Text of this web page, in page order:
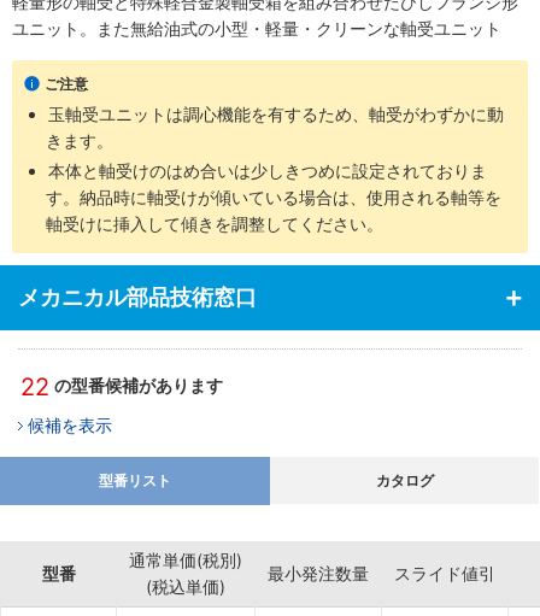
ユニット。また無給油式の小型・軽量・クリーンな軸受ユニット
ご注意
玉軸受ユニットは調心機能を有するため、軸受がわずかに動
きます。
本体と軸受けのはめ合いは少しきつめに設定されておりま
す。納品時に軸受けが傾いている場合は、使用される軸等を
軸受けに挿入して傾きを調整してください。
メカニカル部品技術窓口
22 の型番候補があります
候補を表示
型番リスト カタログ
型番
通常単価(税別)
(税込単価)
最小発注数量 スライド値引